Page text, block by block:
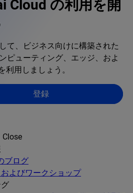
Cloud の利用を開
て、ビジネス向けに構築された
ピューティング、エッジ、およ
利用しましょう。
登録
Close
ブログ
よびワークショップ